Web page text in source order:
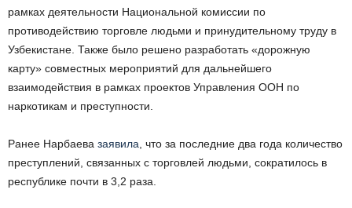
рамках деятельности Национальной комиссии по
противодействию торговле людьми и принудительному труду в
Узбекистане. Также было решено разработать «дорожную
карту» совместных мероприятий для дальнейшего
взаимодействия в рамках проектов Управления ООН по
наркотикам и преступности.
Ранее Нарбаева заявила , что за последние два года количество
преступлений, связанных с торговлей людьми, сократилось в
республике почти в 3,2 раза.